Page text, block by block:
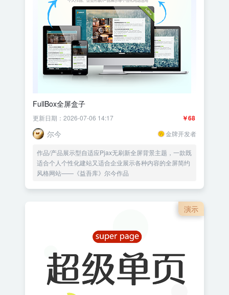
FullBox全屏盒子
￥68
更新日期：2026-07-06 14:17
尔今 金牌开发者
作品/产品展示型自适应Pjax无刷新全屏背景主题，一款既
适合个人个性化建站又适合企业展示各种内容的全屏简约
风格网站——《益吾库》尔今作品
演示